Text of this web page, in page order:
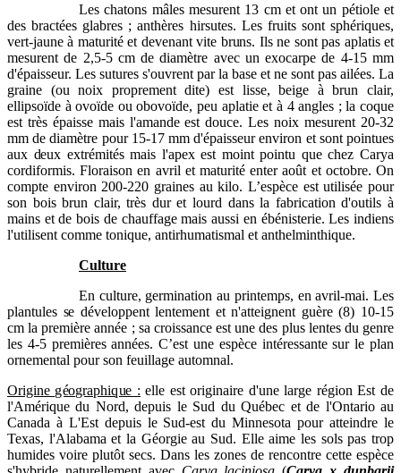
Les chatons mâles mesurent 13 cm et ont un pétiole et
des bractées glabres ; anthères hirsutes. Les fruits sont sphériques,
vert-jaune à maturité et devenant vite bruns. Ils ne sont pas aplatis et
mesurent de 2,5-5 cm de diamètre avec un exocarpe de 4-15 mm
d'épaisseur. Les sutures s'ouvrent par la base et ne sont pas ailées. La
graine (ou noix proprement dite) est lisse, beige à brun clair,
ellipsoïde à ovoïde ou obovoïde, peu aplatie et à 4 angles ; la coque
est très épaisse mais l'amande est douce. Les noix mesurent 20-32
mm de diamètre pour 15-17 mm d'épaisseur environ et sont pointues
aux deux extrémités mais l'apex est moint pointu que chez Carya
cordiformis. Floraison en avril et maturité enter août et octobre. On
compte environ 200-220 graines au kilo. L’espèce est utilisée pour
son bois brun clair, très dur et lourd dans la fabrication d'outils à
mains et de bois de chauffage mais aussi en ébénisterie. Les indiens
l'utilisent comme tonique, antirhumatismal et anthelminthique.
Culture
En culture, germination au printemps, en avril-mai. Les
plantules se développent lentement et n'atteignent guère (8) 10-15
cm la première année ; sa croissance est une des plus lentes du genre
les 4-5 premières années. C’est une espèce intéressante sur le plan
ornemental pour son feuillage automnal.
Origine géographique : elle est originaire d'une large région Est de
l'Amérique du Nord, depuis le Sud du Québec et de l'Ontario au
Canada à L'Est depuis le Sud-est du Minnesota pour atteindre le
Texas, l'Alabama et la Géorgie au Sud. Elle aime les sols pas trop
humides voire plutôt secs. Dans les zones de rencontre cette espèce